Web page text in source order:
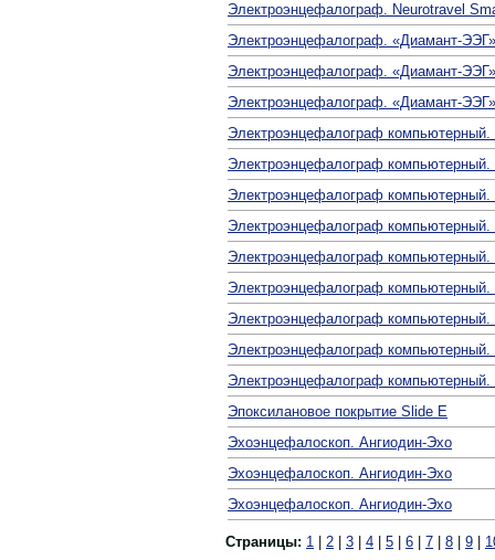
Электроэнцефалограф. Neurotravel
Электроэнцефалограф. «Диамант-
Электроэнцефалограф. «Диамант-
Электроэнцефалограф. «Диамант-
Электроэнцефалограф компьютерный.
Электроэнцефалограф компьютерный.
Электроэнцефалограф компьютерный.
Электроэнцефалограф компьютерный.
Электроэнцефалограф компьютерный.
Электроэнцефалограф компьютерный.
Электроэнцефалограф
Электроэнцефалограф
Электроэнцефалограф
Эпоксилановое покрытие Slide E
Эхоэнцефалоскоп. Ангиодин-Эхо
Эхоэнцефалоскоп. Ангиодин-Эхо
Эхоэнцефалоскоп. Ангиодин-Эхо
Страницы: 1 2 3 4 5 6 7 8 9